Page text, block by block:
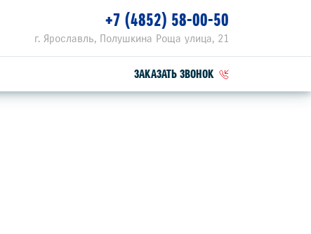
г. Ярославль, Полушкина Роща улица, 21
+7 (4852) 58-00-50
ЗАКАЗАТЬ ЗВОНОК